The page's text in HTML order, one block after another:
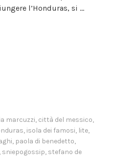
l’Honduras, si …
marcuzzi, città del messico,
, isola dei famosi, lite,
, paola di benedetto,
, sniepogossip, stefano de